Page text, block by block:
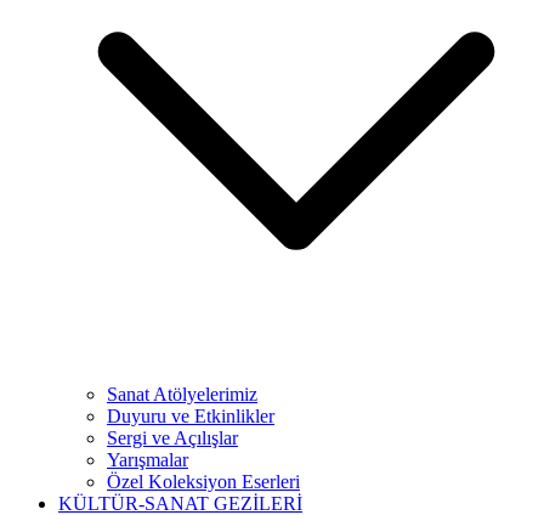
Sanat Atölyelerimiz
Duyuru ve Etkinlikler
Sergi ve Açılışlar
Yarışmalar
Özel Koleksiyon Eserleri
KÜLTÜR-SANAT GEZİLERİ